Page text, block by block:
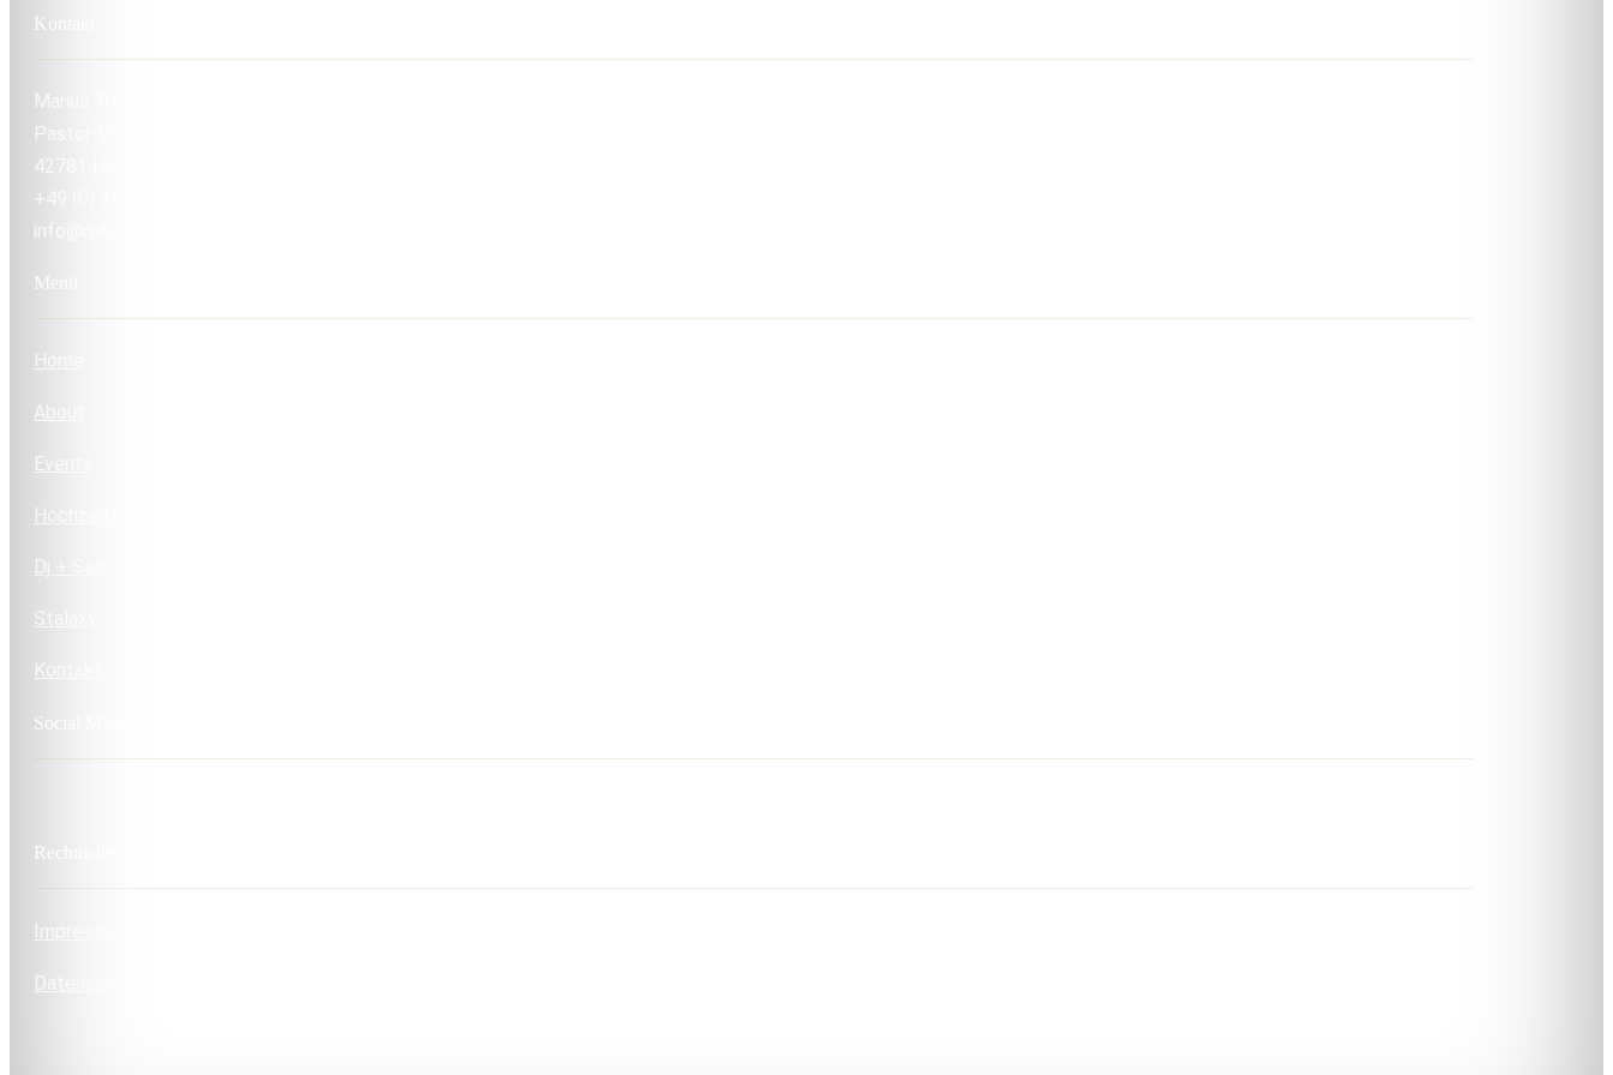
Kontakt
Marius Trapp
Pastor-Vömel-Straße 30
42781 Haan
+49 (0) 157 36209450
info@marius-trapp.de
Menü
Home
About
Events
Hochzeiten
Dj + Sax
Stalaxy
Kontakt
Social Media
Rechtliches
Impressum
Datenschutz